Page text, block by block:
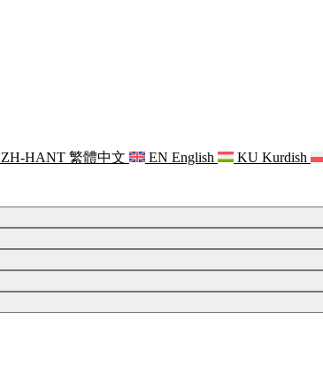
ZH-HANT 繁體中文 EN English KU Kurdish